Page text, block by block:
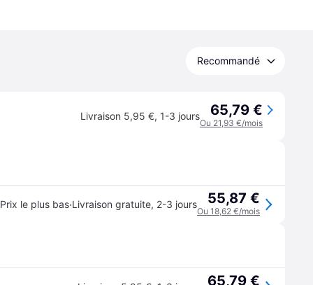
Recommandé
Livraison 5,95 €, 1-3 jours 65,79 €
Ou 21,93 €/mois
Prix le plus bas·Livraison gratuite, 2-3 jours 55,87 €
Ou 18,62 €/mois
65,79 €